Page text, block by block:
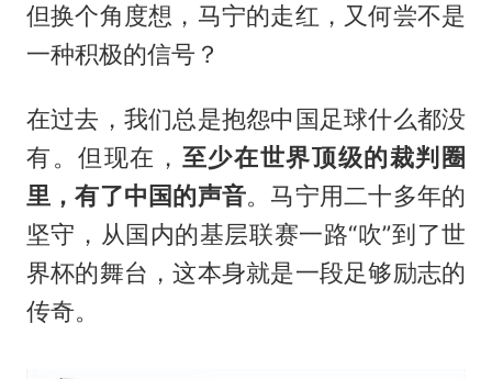
但换个角度想，马宁的走红，又何尝不是
一种积极的信号？
在过去，我们总是抱怨中国足球什么都没
有。但现在， 至少在世界顶级的裁判圈
里，有了中国的声音。马宁用二十多年的
坚守，从国内的基层联赛一路“吹”到了世
界杯的舞台，这本身就是一段足够励志的
传奇。